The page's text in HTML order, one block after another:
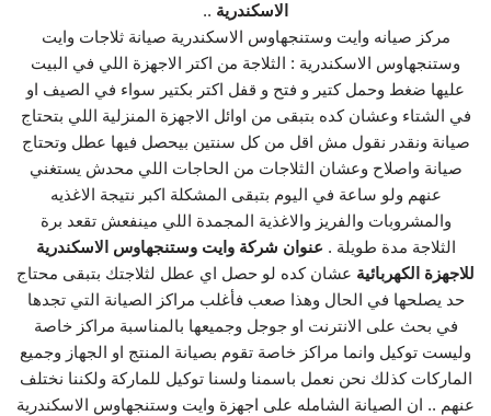
الاسكندرية ..
مركز صيانه وايت وستنجهاوس الاسكندرية صيانة ثلاجات وايت
وستنجهاوس الاسكندرية : الثلاجة من اكتر الاجهزة اللي في البيت
عليها ضغط وحمل كتير و فتح و قفل اكتر بكتير سواء في الصيف او
في الشتاء وعشان كده بتبقى من اوائل الاجهزة المنزلية اللي بتحتاج
صيانة ونقدر نقول مش اقل من كل سنتين بيحصل فيها عطل وتحتاج
صيانة واصلاح وعشان الثلاجات من الحاجات اللي محدش يستغني
عنهم ولو ساعة في اليوم بتبقى المشكلة اكبر نتيجة الاغذيه
والمشروبات والفريز والاغذية المجمدة اللي مينفعش تقعد برة
الثلاجة مدة طويلة . عنوان شركة وايت وستنجهاوس الاسكندرية
للاجهزة الكهربائية عشان كده لو حصل اي عطل لثلاجتك بتبقى محتاج
حد يصلحها في الحال وهذا صعب فأغلب مراكز الصيانة التي تجدها
في بحث على الانترنت او جوجل وجميعها بالمناسبة مراكز خاصة
وليست توكيل وانما مراكز خاصة تقوم بصيانة المنتج او الجهاز وجميع
الماركات كذلك نحن نعمل باسمنا ولسنا توكيل للماركة ولكننا نختلف
عنهم .. ان الصيانة الشامله على اجهزة وايت وستنجهاوس الاسكندرية